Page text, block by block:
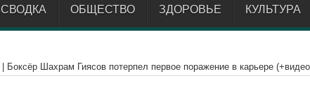
СВОДКА ОБЩЕСТВО ЗДОРОВЬЕ КУЛЬТУРА
Боксёр Шахрам Гиясов потерпел первое поражение в карьере